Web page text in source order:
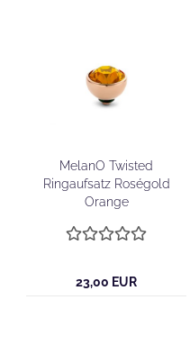
MelanO Twisted
Ringaufsatz Roségold
Orange
23,00 EUR